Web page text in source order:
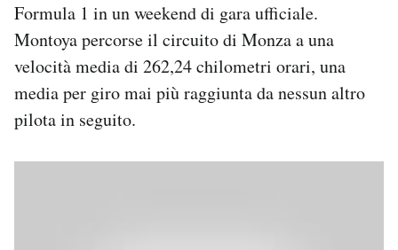
Formula 1 in un weekend di gara ufficiale.
Montoya percorse il circuito di Monza a una
velocità media di 262,24 chilometri orari, una
media per giro mai più raggiunta da nessun altro
pilota in seguito.